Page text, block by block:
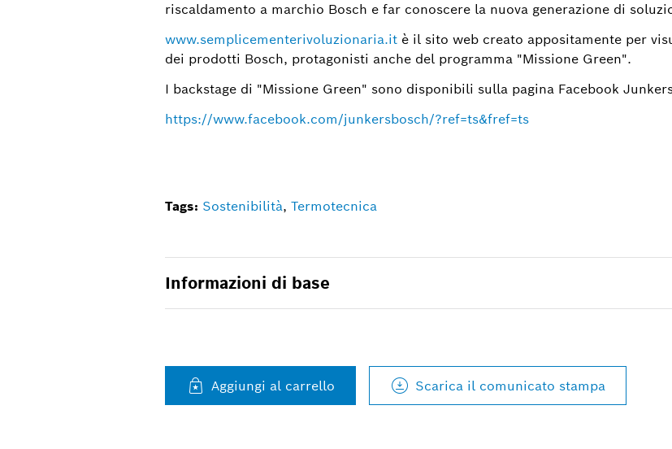
riscaldamento a marchio Bosch e far conoscere la nuova generazione di
www.semplicementerivoluzionaria.itè il sito web creato appositamente per
dei prodotti Bosch, protagonisti anche del programma "Missione Green".
I backstage di "Missione Green" sono disponibili sulla pagina Facebook
https://www.facebook.com/junkersbosch/?ref=ts&fref=ts
Tags: Sostenibilità, Termotecnica
Informazioni di base
Aggiungi al carrello Scarica il comunicato stampa